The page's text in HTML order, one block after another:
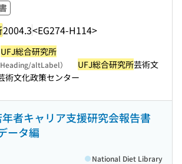
2004.3<EG274-H114>
UFJ総合研究所
altLabel） UFJ総合研究所芸術文
術文化政策センター
者キャリア支援研究会報告書
ータ編
National Diet Library